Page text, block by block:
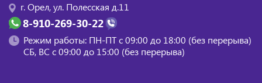
г. Орел, ул. Полесская д.11
8-910-269-30-22
Режим работы: ПН-ПТ с 09:00 до 18:00 (без перерыва)
СБ, BC с 09:00 до 15:00 (без перерыва)